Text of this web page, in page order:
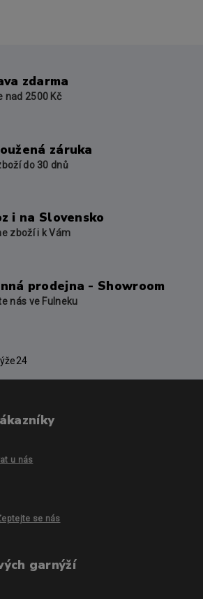
zdarma
nad 2500 Kč
záruka
do 30 dnů
i na Slovensko
zboží i k Vám
prodejna - Showroom
nás ve Fulneku
u nás
se nás
garnýží